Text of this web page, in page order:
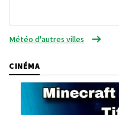
Météo d'autres villes
CINÉMA